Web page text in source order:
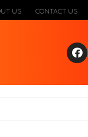
US CONTACT US
Fac
ebo